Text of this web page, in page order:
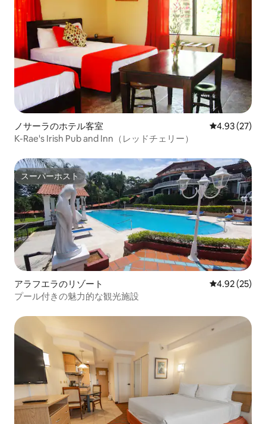
ノサーラのホテル客室 レビュー27
4.93 (27)
K-Rae's Irish Pub and Inn（レッドチェリー）
スーパーホスト
スーパーホスト
アラフエラのリゾート レビュー25
4.92 (25)
プール付きの魅力的な観光施設